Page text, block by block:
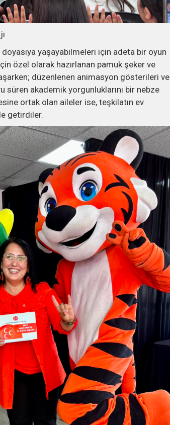
yaşayabilmeleri için adeta bir oyun
özel olarak hazırlanan pamuk şeker ve
düzenlenen animasyon gösterileri ve
akademik yorgunluklarını bir nebze
ortak olan aileler ise, teşkilatın ev
getirdiler.